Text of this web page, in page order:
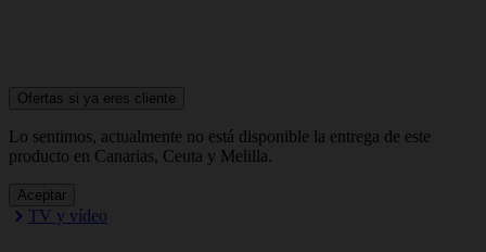
Ofertas si ya eres cliente
Lo sentimos, actualmente no está disponible la entrega de este
producto en Canarias, Ceuta y Melilla.
Aceptar
TV y vídeo